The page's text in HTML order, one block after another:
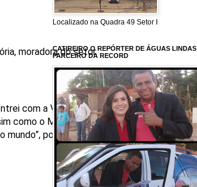
moradora do setor.
com a Vitória e ela falou para
como o Miguel falou, um espaço
mundo”, pontuou.
Localizado na Quadra 49 Setor I
CATIREIRO O REPÓRTER DE ÁGUAS LINDAS
PARCEIRO DA RECORD